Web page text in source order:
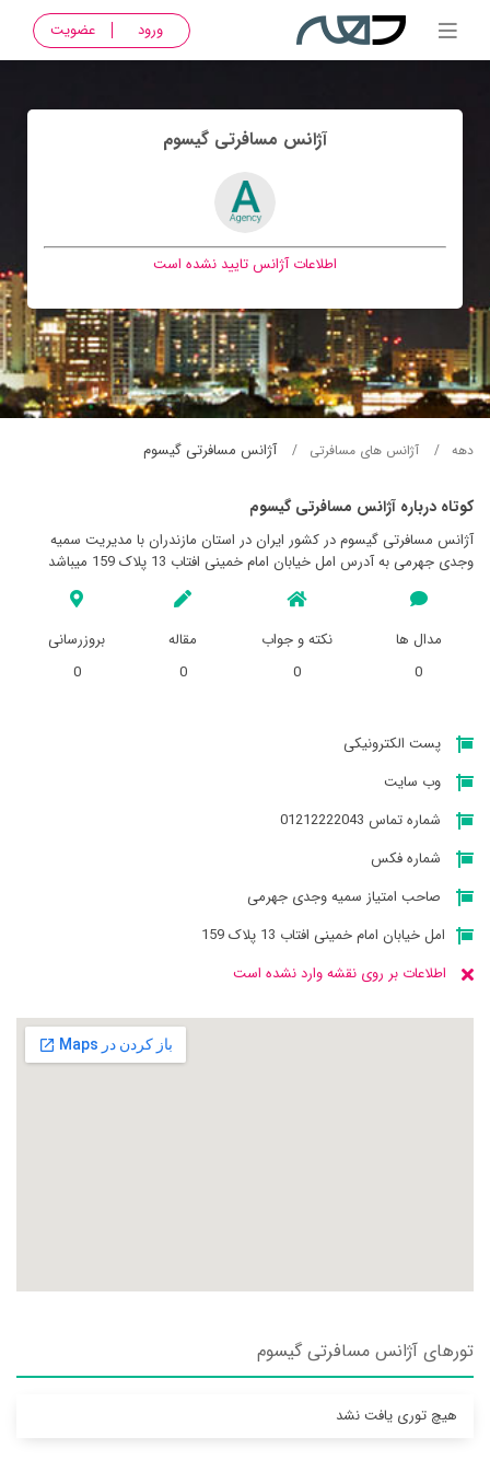
ورود عضویت
آژانس مسافرتی گيسوم
اطلاعات آژانس تایید نشده است
دهه آژانس های مسافرتی آژانس مسافرتی گيسوم
کوتاه درباره آژانس مسافرتی گيسوم
آژانس مسافرتی گيسوم در کشور ایران در استان مازندران با مدیریت سمیه
وجدی جهرمی به آدرس امل خیابان امام خمینی افتاب 13 پلاک 159 میباشد
مدال ها
0
نکته و جواب
0
مقاله
0
بروزرسانی
0
پست الکترونیکی
وب سایت
شماره تماس 01212222043
شماره فکس
صاحب امتیاز سمیه وجدی جهرمی
امل خیابان امام خمینی افتاب 13 پلاک 159
اطلاعات بر روی نقشه وارد نشده است
تورهای آژانس مسافرتی گيسوم
هیچ توری یافت نشد